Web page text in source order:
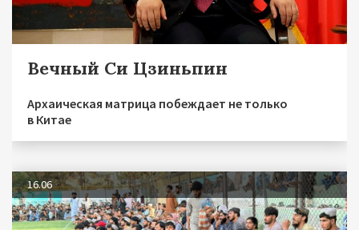
Вечный Си Цзиньпин
Архаическая матрица побеждает не только
в Китае
16.06